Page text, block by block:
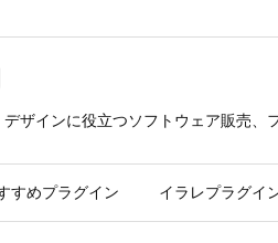
ザインに役立つソフトウェア販売、
すめプラグイン イラレプラグイ